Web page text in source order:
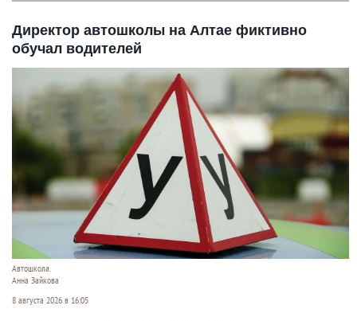
Директор автошколы на Алтае фиктивно
обучал водителей
Автошкола.
Анна Зайкова
8 августа 2026 в 16:05